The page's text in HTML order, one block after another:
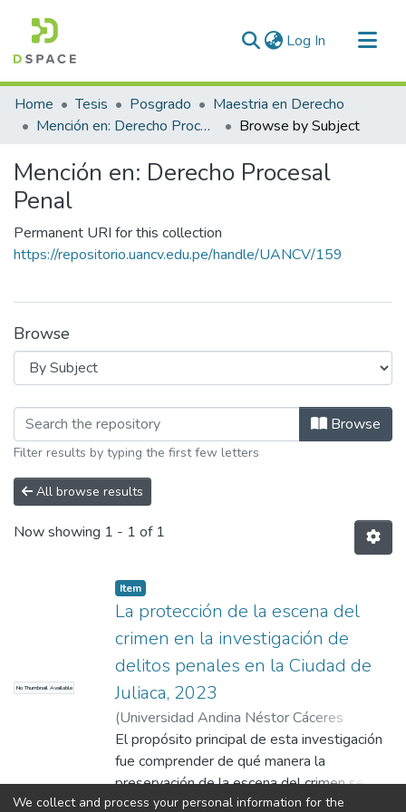
Log In (current)
Communities & Collections
All of DSpace
Home Tesis Posgrado
Maestria en Derecho
Mención en: Derecho Procesal Penal
Browse by Subject
Mención en: Derecho Procesal
Penal
Permanent URI for this collection
https://repositorio.uancv.edu.pe/handle/UANCV/159
Browse
Browsing Mención en: DerechoBrowse
Filter results by typing the first few letters
All browse results
Now showing 1 - 1 of 1
No Thumbnail Available
Item
La protección de la escena del
crimen en la investigación de
delitos penales en la Ciudad de
Juliaca, 2023
(Universidad Andina Néstor Cáceres
Velásquez,2024)Mamani Cahuina, Nilda;
Chalco Vargas, Fredy Toribio;Universidad
Andina Néstor Cáceres Velásquez
El propósito principal de esta investigación
fue comprender de qué manera la
preservación de la escena del crimen se
relaciona con la indagación de delitos en
Show more
We collect and process your personal information for the